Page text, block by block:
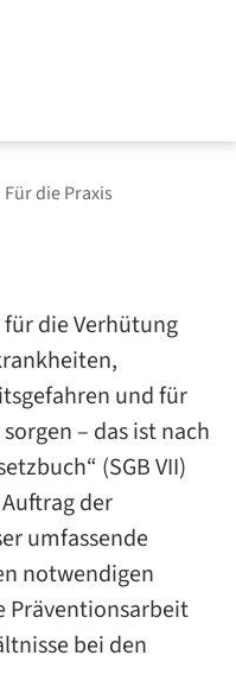
Für die Praxis
die Verhütung
und für
– das ist nach
(SGB VII)
der
umfassende
notwendigen
Präventionsarbeit
bei den